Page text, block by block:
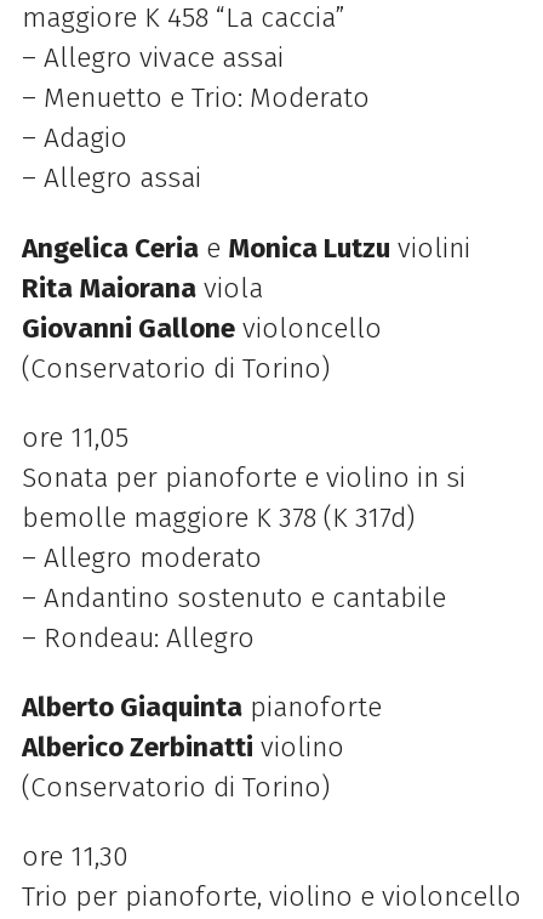
maggiore K 458 “La caccia”
– Allegro vivace assai
– Menuetto e Trio: Moderato
– Adagio
– Allegro assai
Angelica Ceria e Monica Lutzu violini
Rita Maiorana viola
Giovanni Gallone violoncello
(Conservatorio di Torino)
ore 11,05
Sonata per pianoforte e violino in si
bemolle maggiore K 378 (K 317d)
– Allegro moderato
– Andantino sostenuto e cantabile
– Rondeau: Allegro
Alberto Giaquinta pianoforte
Alberico Zerbinatti violino
(Conservatorio di Torino)
ore 11,30
Trio per pianoforte, violino e violoncello